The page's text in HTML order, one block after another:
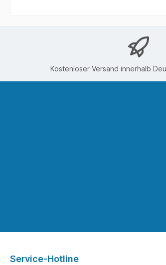
Kostenloser Versand innerhalb
Service-Hotline